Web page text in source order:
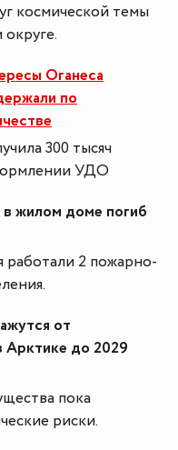
космической темы
Оганеса
по
300 тысяч
УДО
жилом доме погиб
работали 2 пожарно-
от
Арктике до 2029
пока
риски.